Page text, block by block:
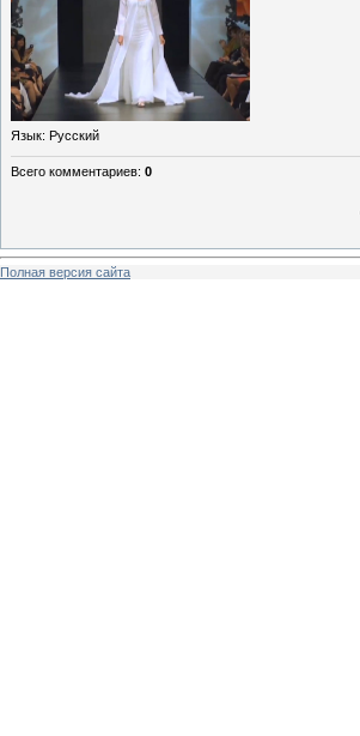
Язык: Русский
Всего комментариев: 0
Полная версия сайта